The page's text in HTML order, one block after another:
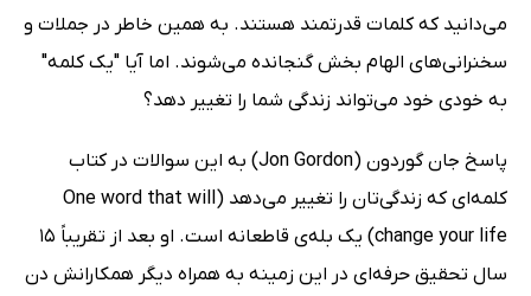
می‌دانید که کلمات قدرتمند هستند. به همین خاطر در جملات و
سخنرانی‌های الهام بخش گنجانده می‌شوند. اما آیا "یک کلمه"
به خودی خود می‌تواند زندگی شما را تغییر دهد؟
پاسخ جان گوردون (Jon Gordon) به این سوالات در کتاب
کلمه‌ای‌ که زندگی‌تان را تغییر می‌دهد (One word that will
change your life) یک بله‌ی قاطعانه است. او بعد از تقریباً 15
سال تحقیق حرفه‌ای در این زمینه به همراه دیگر همکارانش دن